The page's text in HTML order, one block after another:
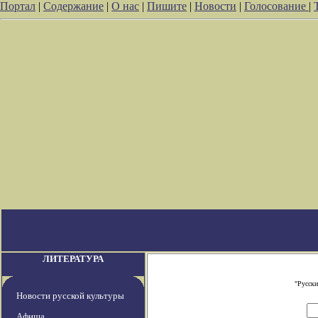
Портал | Содержание | О нас | Пишите | Новости | Голосование |
ЛИТЕРАТУРА
Новости русской культуры